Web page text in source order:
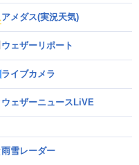
アメダス(実況天気)
ウェザーリポート
ライブカメラ
ウェザーニュースLiVE
雨雪レーダー